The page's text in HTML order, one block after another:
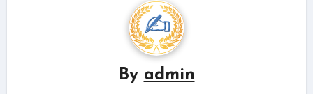
By admin